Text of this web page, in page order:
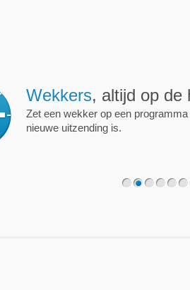
Wekkers, altijd op de
Zet een wekker op een
nieuwe uitzending is.